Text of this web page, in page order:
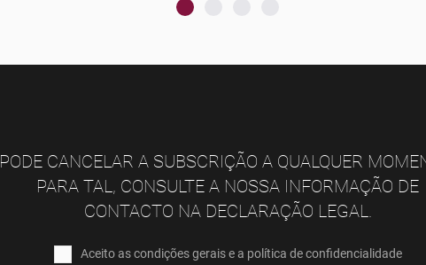
PODE CANCELAR A SUBSCRIÇÃO A QUALQUER
PARA TAL, CONSULTE A NOSSA INFORMAÇÃO DE
CONTACTO NA DECLARAÇÃO LEGAL.
Aceito as condições gerais e a política de confidencialidade